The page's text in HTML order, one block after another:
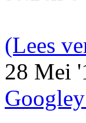
(Lees
28 Mei